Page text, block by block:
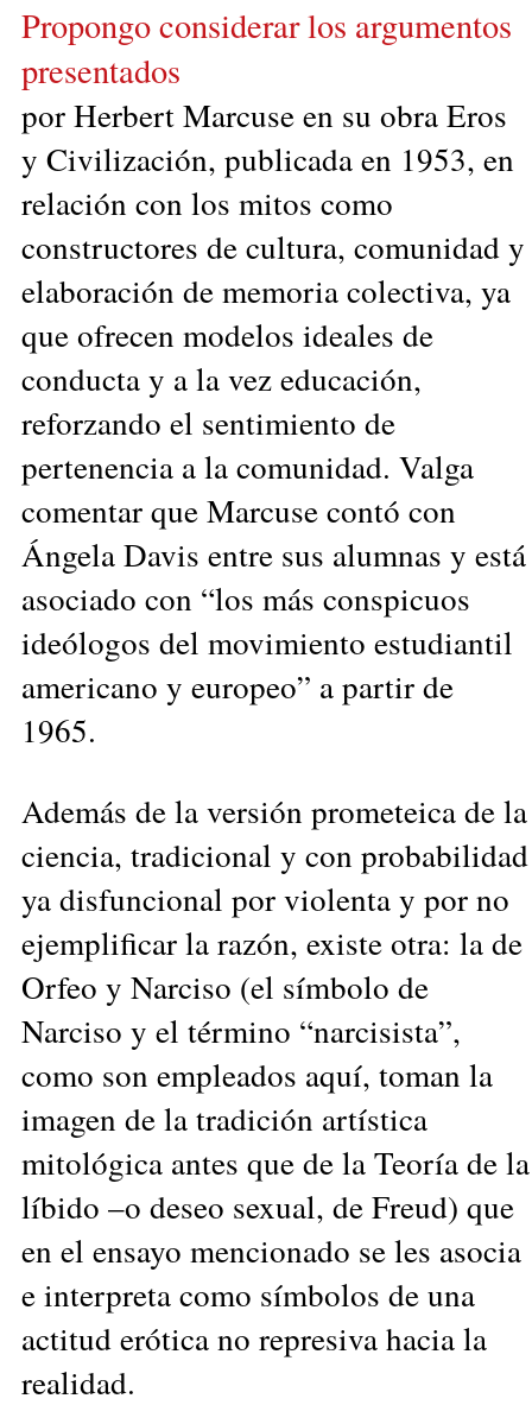
Propongo considerar los argumentos
presentados
por Herbert Marcuse en su obra Eros
y Civilización, publicada en 1953, en
relación con los mitos como
constructores de cultura, comunidad y
elaboración de memoria colectiva, ya
que ofrecen modelos ideales de
conducta y a la vez educación,
reforzando el sentimiento de
pertenencia a la comunidad. Valga
comentar que Marcuse contó con
Ángela Davis entre sus alumnas y está
asociado con “los más conspicuos
ideólogos del movimiento estudiantil
americano y europeo” a partir de
1965.
Además de la versión prometeica de la
ciencia, tradicional y con probabilidad
ya disfuncional por violenta y por no
ejemplificar la razón, existe otra: la de
Orfeo y Narciso (el símbolo de
Narciso y el término “narcisista”,
como son empleados aquí, toman la
imagen de la tradición artística
mitológica antes que de la Teoría de la
líbido –o deseo sexual, de Freud) que
en el ensayo mencionado se les asocia
e interpreta como símbolos de una
actitud erótica no represiva hacia la
realidad.